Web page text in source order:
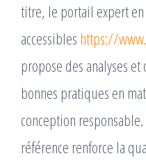
titre, le portail expert
accessibles https://
propose des analyses
bonnes pratiques en
conception
référence renforce la